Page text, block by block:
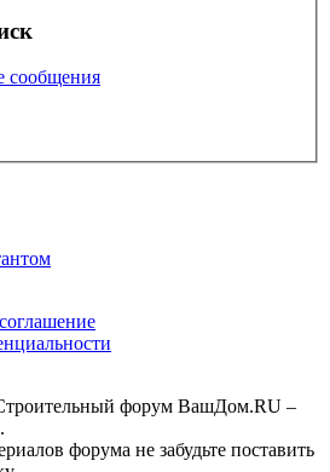
сообщения
форум ВашДом.RU –
.
форума не забудьте поставить